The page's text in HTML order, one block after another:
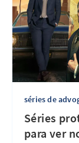
séries de
Séries
para ver